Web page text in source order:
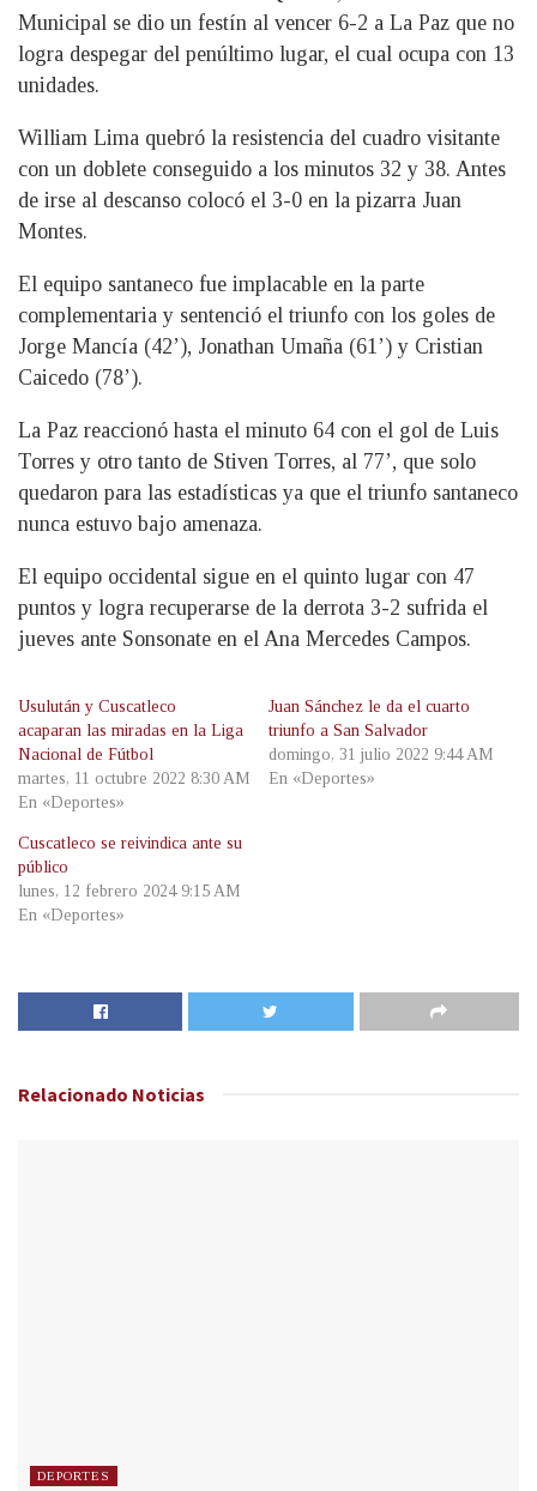
Municipal se dio un festín al vencer 6-2 a La Paz que no
logra despegar del penúltimo lugar, el cual ocupa con 13
unidades.
William Lima quebró la resistencia del cuadro visitante
con un doblete conseguido a los minutos 32 y 38. Antes
de irse al descanso colocó el 3-0 en la pizarra Juan
Montes.
El equipo santaneco fue implacable en la parte
complementaria y sentenció el triunfo con los goles de
Jorge Mancía (42’), Jonathan Umaña (61’) y Cristian
Caicedo (78’).
La Paz reaccionó hasta el minuto 64 con el gol de Luis
Torres y otro tanto de Stiven Torres, al 77’, que solo
quedaron para las estadísticas ya que el triunfo santaneco
nunca estuvo bajo amenaza.
El equipo occidental sigue en el quinto lugar con 47
puntos y logra recuperarse de la derrota 3-2 sufrida el
jueves ante Sonsonate en el Ana Mercedes Campos.
Usulután y Cuscatleco
acaparan las miradas en la Liga
Nacional de Fútbol
martes, 11 octubre 2022 8:30 AM
En «Deportes»
Juan Sánchez le da el cuarto
triunfo a San Salvador
domingo, 31 julio 2022 9:44 AM
En «Deportes»
Cuscatleco se reivindica ante su
público
lunes, 12 febrero 2024 9:15 AM
En «Deportes»
Relacionado Noticias
DEPORTES